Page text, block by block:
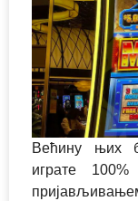
Већину њих
играте